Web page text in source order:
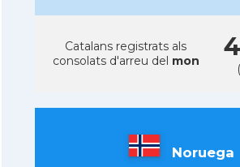
Catalans registrats als
consolats d'arreu del mon
Noruega